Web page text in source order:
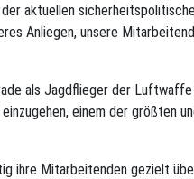
aktuellen
Anliegen, unsere
als Jagdflieger der
einem der größten
ihre Mitarbeitenden gezielt